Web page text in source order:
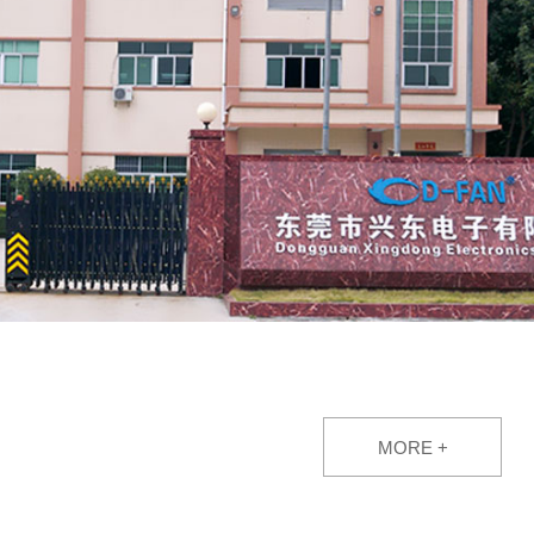
MORE +